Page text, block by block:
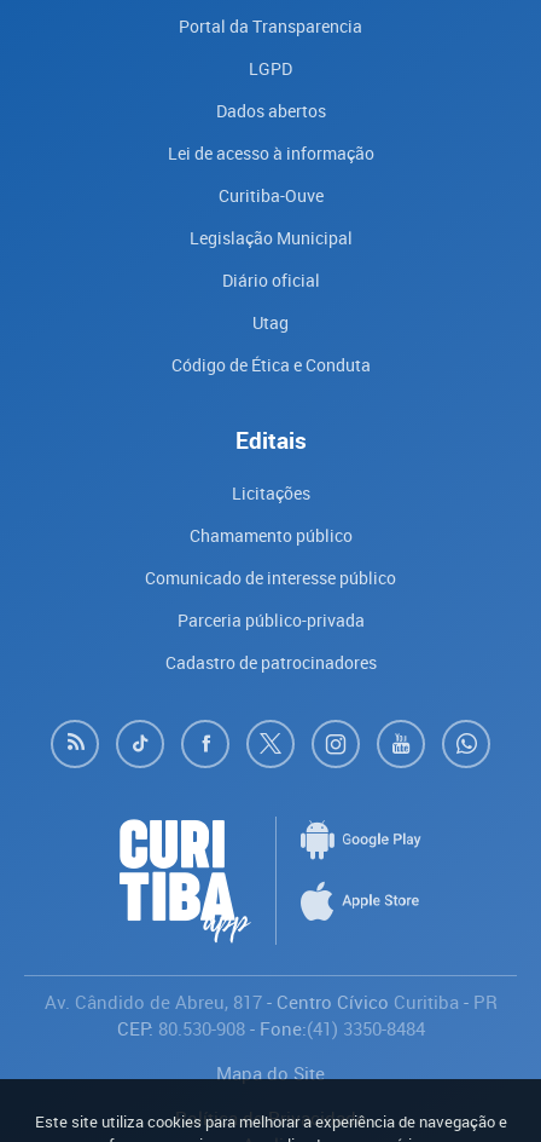
Portal da Transparencia
LGPD
Dados abertos
Lei de acesso à informação
Curitiba-Ouve
Legislação Municipal
Diário oficial
Utag
Código de Ética e Conduta
Editais
Licitações
Chamamento público
Comunicado de interesse público
Parceria público-privada
Cadastro de patrocinadores
Av. Cândido de Abreu, 817- Centro Cívico Curitiba - PR
CEP: 80.530-908- Fone:(41) 3350-8484
Mapa do Site
Política de Privacidade
Este site utiliza cookies para melhorar a experiência de navegação e